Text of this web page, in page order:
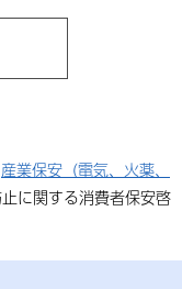
産業保安（電気、火薬、
に関する消費者保安啓